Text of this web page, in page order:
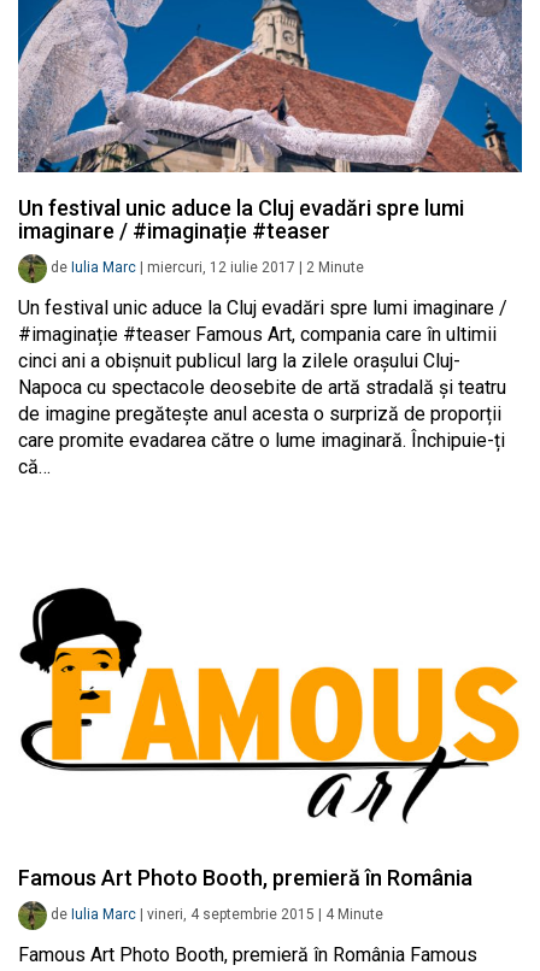
Un festival unic aduce la Cluj evadări spre lumi
imaginare / #imaginație #teaser
de Iulia Marc miercuri, 12 iulie 2017 2 Minute
Un festival unic aduce la Cluj evadări spre lumi imaginare /
#imaginație #teaser Famous Art, compania care în ultimii
cinci ani a obișnuit publicul larg la zilele orașului Cluj-
Napoca cu spectacole deosebite de artă stradală și teatru
de imagine pregătește anul acesta o surpriză de proporții
care promite evadarea către o lume imaginară. Închipuie-ți
că…
Famous Art Photo Booth, premieră în România
de Iulia Marc vineri, 4 septembrie 2015 4 Minute
Famous Art Photo Booth, premieră în România Famous